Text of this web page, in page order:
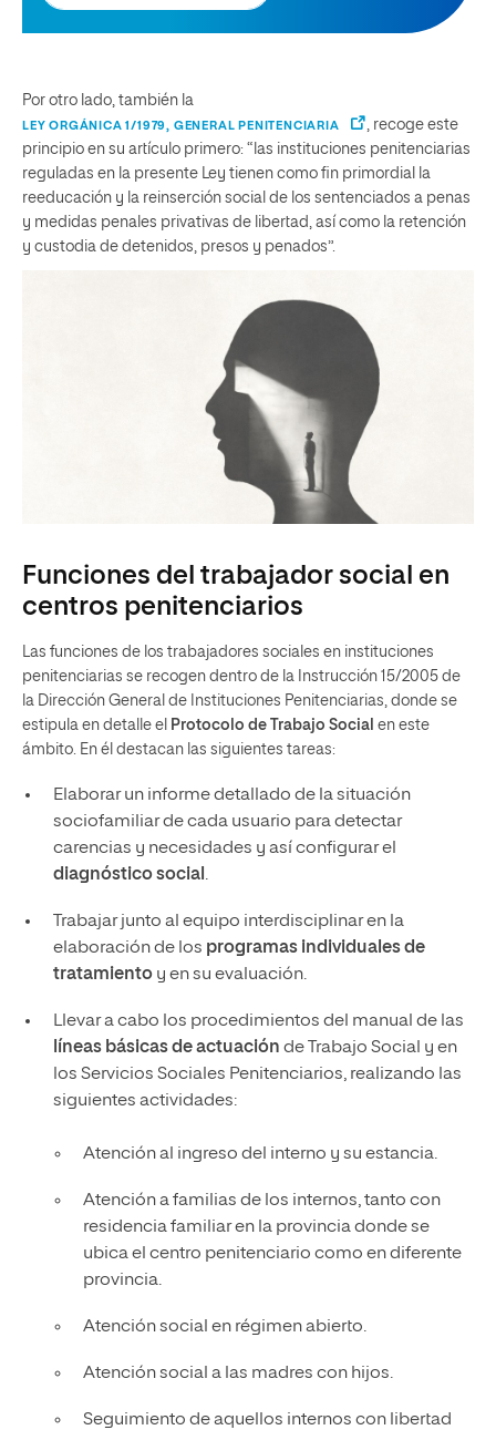
Por otro lado, también la
LEY ORGÁNICA 1/1979, GENERAL PENITENCIARIA
, recoge este
principio en su artículo primero: “las instituciones penitenciarias
reguladas en la presente Ley tienen como fin primordial la
reeducación y la reinserción social de los sentenciados a penas
y medidas penales privativas de libertad, así como la retención
y custodia de detenidos, presos y penados”.
Funciones del trabajador social en
centros penitenciarios
Las funciones de los trabajadores sociales en instituciones
penitenciarias se recogen dentro de la Instrucción 15/2005 de
la Dirección General de Instituciones Penitenciarias, donde se
estipula en detalle el Protocolo de Trabajo Social en este
ámbito. En él destacan las siguientes tareas:
Elaborar un informe detallado de la situación
sociofamiliar de cada usuario para detectar
carencias y necesidades y así configurar el
diagnóstico social .
Trabajar junto al equipo interdisciplinar en la
elaboración de los programas individuales de
tratamientoy en su evaluación.
Llevar a cabo los procedimientos del manual de las
líneas básicas de actuación de Trabajo Social y en
los Servicios Sociales Penitenciarios, realizando las
siguientes actividades:
Atención al ingreso del interno y su estancia.
Atención a familias de los internos, tanto con
residencia familiar en la provincia donde se
ubica el centro penitenciario como en diferente
provincia.
Atención social en régimen abierto.
Atención social a las madres con hijos.
Seguimiento de aquellos internos con libertad